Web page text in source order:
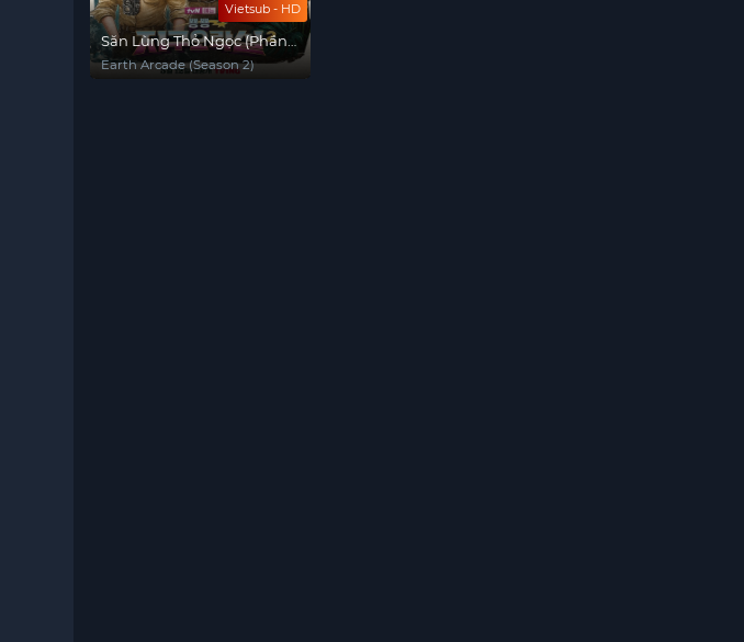
Vietsub - HD
Săn Lùng Thỏ Ngọc (Phần
2)
Earth Arcade (Season 2)